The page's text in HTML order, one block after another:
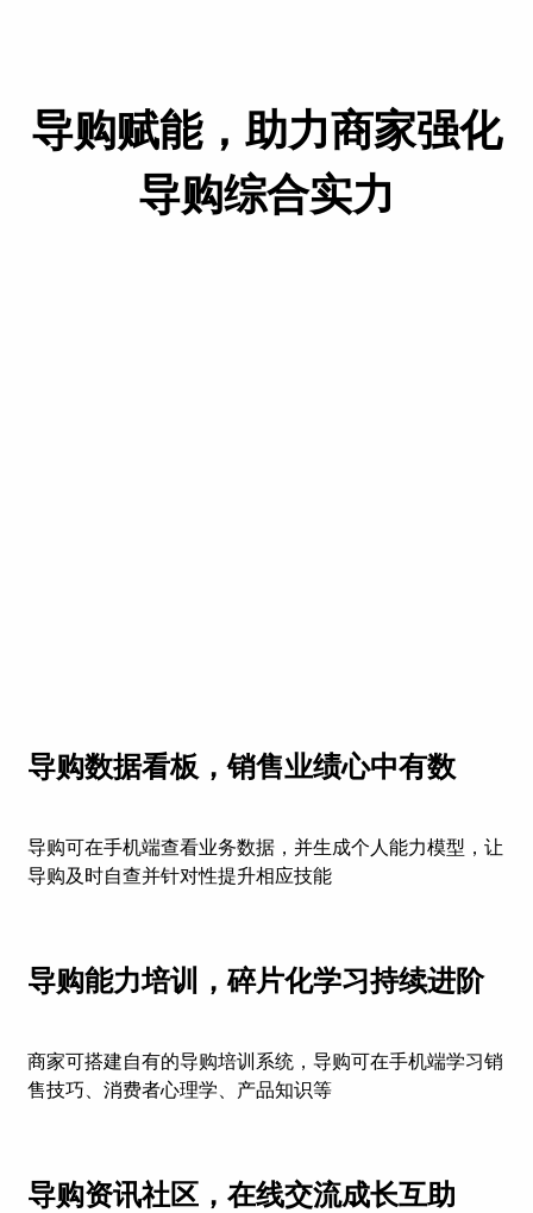
导购赋能，助力商家强化
导购综合实力
导购数据看板，销售业绩心中有数
导购可在手机端查看业务数据，并生成个人能力模型，让
导购及时自查并针对性提升相应技能
导购能力培训，碎片化学习持续进阶
商家可搭建自有的导购培训系统，导购可在手机端学习销
售技巧、消费者心理学、产品知识等
导购资讯社区，在线交流成长互助